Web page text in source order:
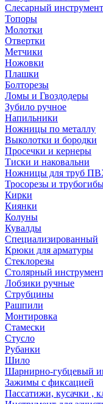
Слесарный инструмент
Топоры
Молотки
Отвертки
Метчики
Ножовки
Плашки
Болторезы
Ломы и Гвоздодеры
Зубило ручное
Напильники
Ножницы по металлу
Выколотки и бородки
Просечки и кернеры
Тиски и наковальни
Ножницы для труб
Тросорезы и
Кирки
Киянки
Колуны
Кувалды
Специализированный
Крюки для арматуры
Стеклорезы
Столярный
Лобзики ручные
Струбцины
Рашпили
Монтировка
Стамески
Стусло
Рубанки
Шило
Шарнирно-губцевый
Зажимы с фиксацией
Пассатижи, кусачки ,